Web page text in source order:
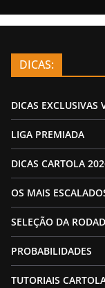
DICAS:
DICAS EXCLUSIVAS
LIGA PREMIADA
DICAS CARTOLA
OS MAIS
SELEÇÃO DA
PROBABILIDADES
TUTORIAIS